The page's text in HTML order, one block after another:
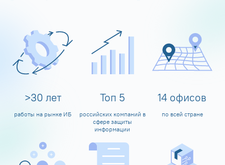
>30 лет
работы на рынке ИБ
Топ 5
российских компаний в
сфере защиты
информации
14 офисов
по всей стране